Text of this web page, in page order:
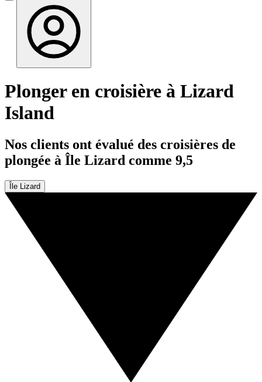
Plonger en croisière à Lizard
Island
Nos clients ont évalué des croisières de
plongée à Île Lizard comme 9,5
Île Lizard